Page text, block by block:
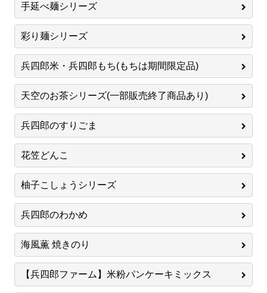
手延べ麺シリーズ
彩り麺シリーズ
兵四郎米・兵四郎もち(もちは期間限定品)
天空のお茶シリーズ(一部販売終了商品あり)
兵四郎のすりごま
花笠どんこ
柚子こしょうシリーズ
兵四郎のわかめ
海風薫 焼きのり
【兵四郎ファーム】米粉パンケーキミックス